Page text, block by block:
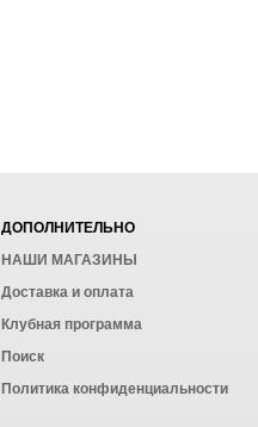
ДОПОЛНИТЕЛЬНО
НАШИ МАГАЗИНЫ
Доставка и оплата
Клубная программа
Поиск
Политика конфиденциальности